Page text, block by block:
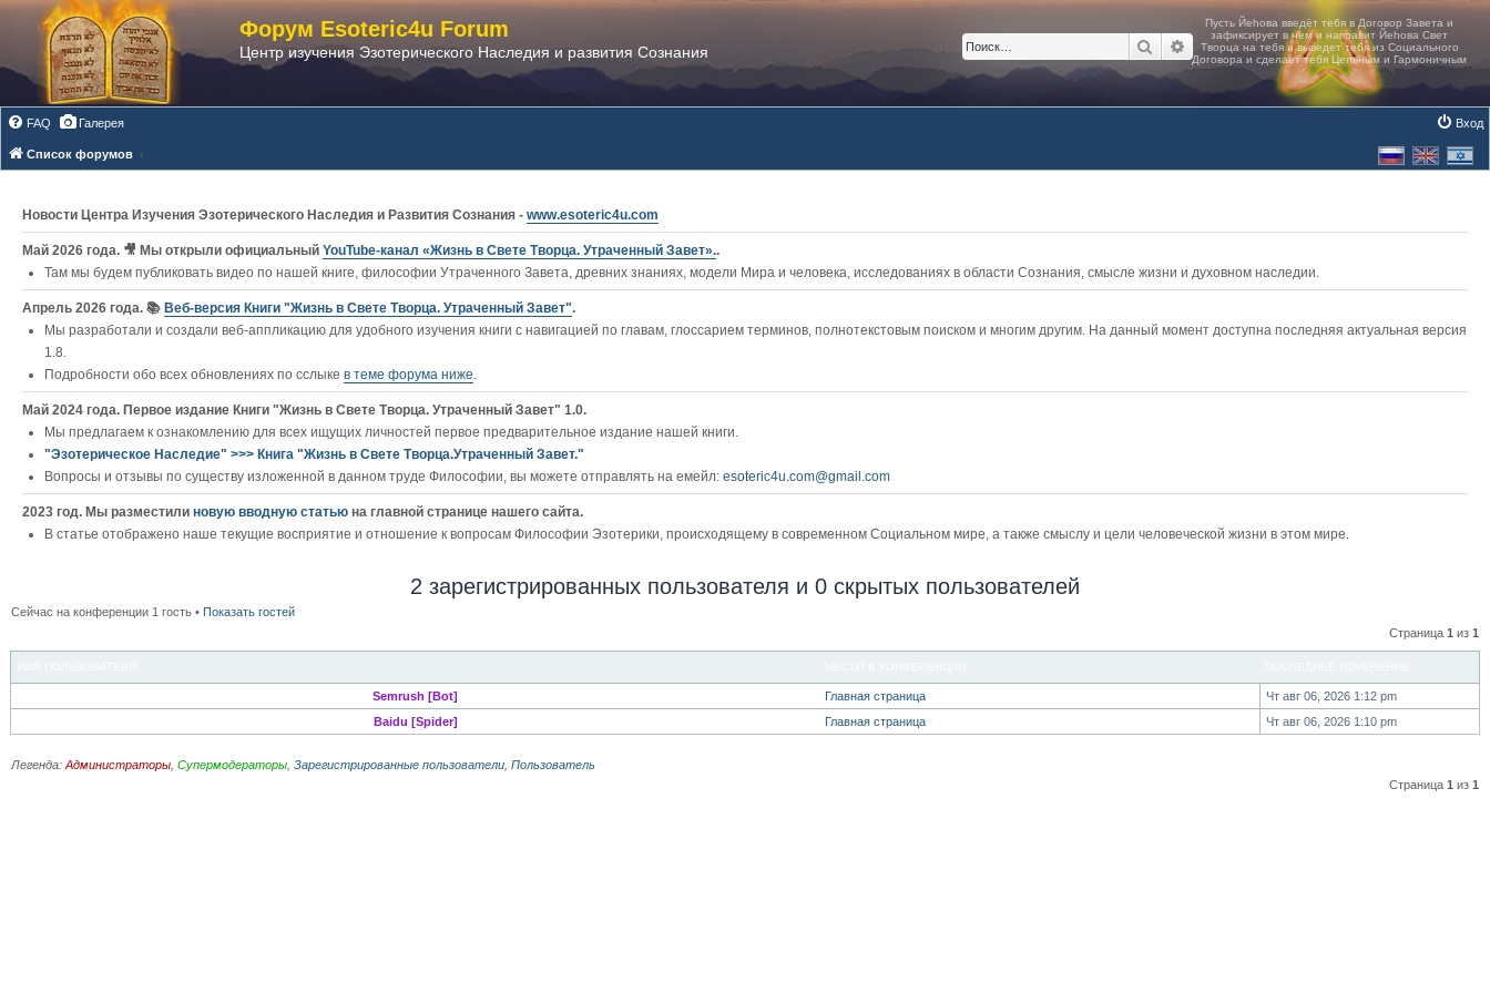
Форум Esoteric4u Forum
Центр изучения Эзотерического Наследия и развития Сознания Поиск Расширенный поиск
FAQ Галерея Вход
Список форумов
Новости Центра Изучения Эзотерического Наследия и Развития Сознания - www.esoteric4u.com
Май 2026 года. 🎥 Мы открыли официальный YouTube‑канал «Жизнь в Свете Творца. Утраченный Завет»..
Там мы будем публиковать видео по нашей книге, философии Утраченного Завета, древних знаниях, модели Мира и человека, исследованиях в области Сознания, смысле жизни и духовном наследии.
Апрель 2026 года. 📚 Веб-версия Книги "Жизнь в Свете Творца. Утраченный Завет".
Мы разработали и создали веб-аппликацию для удобного изучения книги c навигацией по главам, глоссарием терминов, полнотекстовым поиском и многим другим. На данный момент доступна последняя актуальная версия
1.8.
Подробности обо всех обновлениях по сслыке в теме форума ниже.
Май 2024 года. Первое издание Книги "Жизнь в Свете Творца. Утраченный Завет" 1.0.
Мы предлагаем к ознакомлению для всех ищущих личностей первое предварительное издание нашей книги.
"Эзотерическое Наследие" >>> Книга "Жизнь в Свете Творца.Утраченный Завет."
Вопросы и отзывы по существу изложенной в данном труде Философии, вы можете отправлять на емейл: esoteric4u.com@gmail.com
2023 год. Мы разместили новую вводную статью на главной странице нашего сайта.
В статье отображено наше текущие восприятие и отношение к вопросам Философии Эзотерики, происходящему в современном Социальном мире, а также смыслу и цели человеческой жизни в этом мире.
2 зарегистрированных пользователя и 0 скрытых пользователей
Сейчас на конференции 1 гость • Показать гостей
Страница 1 из 1
Semrush [Bot] Главная страница
Чт авг 06, 2026 1:12 pm
Baidu [Spider]
Главная страница Чт авг 06, 2026 1:10 pm
Легенда: Администраторы Супермодераторы Зарегистрированные пользователи Пользователь
Страница 1 из 1